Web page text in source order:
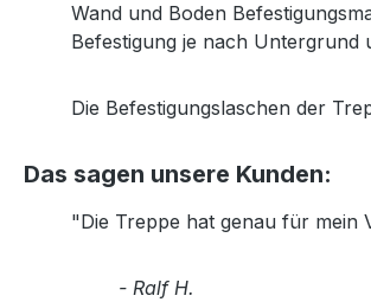
Wand und Boden
Befestigung je nach Untergrund
Die Befestigungslaschen der
Das sagen unsere Kunden:
"Die Treppe hat genau für mein
- Ralf H.